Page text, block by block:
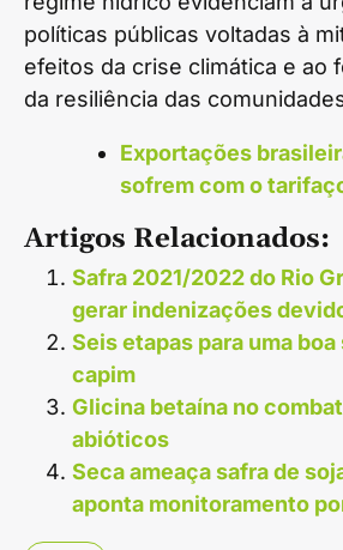
políticas públicas voltadas à
efeitos da crise climática e ao
da resiliência das
Exportações
sofrem com o
Artigos Relacionados:
Safra 2021/2022 do Rio
gerar indenizações
Seis etapas para uma
capim
Glicina betaína no
abióticos
Seca ameaça safra de
aponta monitoramento